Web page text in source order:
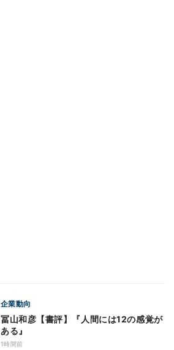
企業動向
冨山和彦【書評】『人間には12の感覚が
ある』
1時間前